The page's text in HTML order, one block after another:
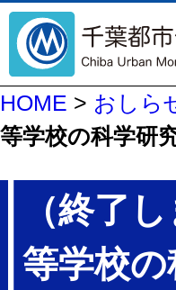
HOME > おしら
等学校の科学研
（終了
等学校